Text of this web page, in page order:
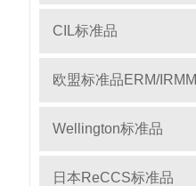
CIL标准品
欧盟标准品ERM/IRMM
Wellington标准品
日本ReCCS标准品